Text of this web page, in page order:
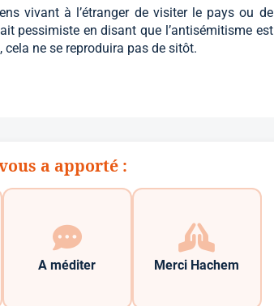
vivant à l’étranger de visiter le pays ou de
pessimiste en disant que l’antisémitisme est
ne se reproduira pas de sitôt.
a apporté :
A méditer Merci Hachem